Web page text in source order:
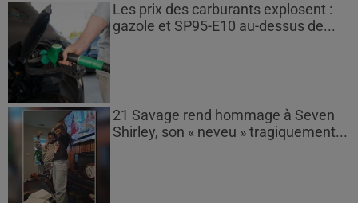
Les prix des carburants explosent :
gazole et SP95-E10 au-dessus de...
21 Savage rend hommage à Seven
Shirley, son « neveu » tragiquement...